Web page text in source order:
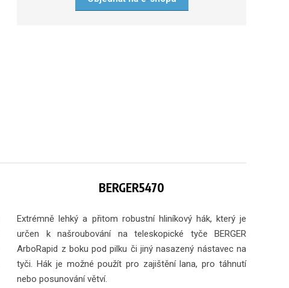
BERGER5470
Extrémně lehký a přitom robustní hliníkový hák, který je
určen k našroubování na teleskopické tyče BERGER
ArboRapid z boku pod pilku či jiný nasazený nástavec na
tyči. Hák je možné použít pro zajištění lana, pro táhnutí
nebo posunování větví.